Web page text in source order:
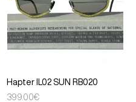
Hapter IL02 SUN RB020
399.00€